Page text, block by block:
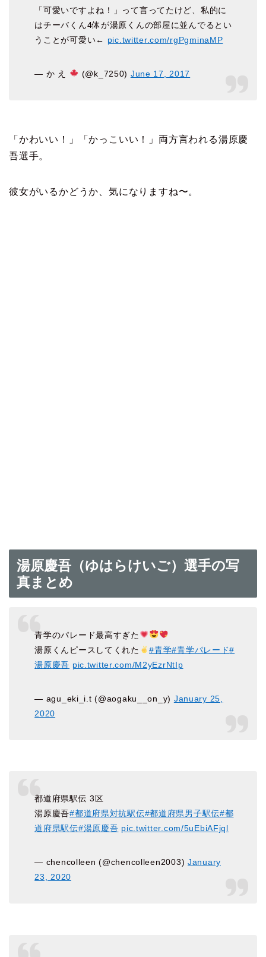
「可愛いですよね！」って言ってたけど、私的に
はチーバくん4体が湯原くんの部屋に並んでるとい
うことが可愛い← pic.twitter.com/rgPgminaMP
— か え (@k_7250) June 17, 2017
「かわいい！」「かっこいい！」両方言われる湯原慶
吾選手。
彼女がいるかどうか、気になりますね〜。
湯原慶吾（ゆはらけいご）選手の写
真まとめ
青学のパレード最高すぎた
湯原くんピースしてくれた︎︎︎︎
#青学#青学パレード#
湯原慶吾 pic.twitter.com/M2yEzrNtIp
— agu_eki_i.t (@aogaku__on_y) January 25,
2020
都道府県駅伝 3区
湯原慶吾#都道府県対抗駅伝#都道府県男子駅伝#都
道府県駅伝#湯原慶吾 pic.twitter.com/5uEbiAFjql
— chencolleen (@chencolleen2003) January
23, 2020